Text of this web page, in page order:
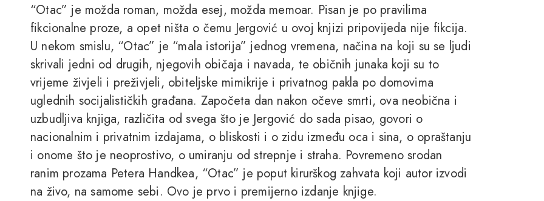
“Otac” je možda roman, možda esej, možda memoar. Pisan je po pravilima
fikcionalne proze, a opet ništa o čemu Jergović u ovoj knjizi pripovijeda nije fikcija.
U nekom smislu, “Otac” je “mala istorija” jednog vremena, načina na koji su se ljudi
skrivali jedni od drugih, njegovih običaja i navada, te običnih junaka koji su to
vrijeme živjeli i preživjeli, obiteljske mimikrije i privatnog pakla po domovima
uglednih socijalističkih građana. Započeta dan nakon očeve smrti, ova neobična i
uzbudljiva knjiga, različita od svega što je Jergović do sada pisao, govori o
nacionalnim i privatnim izdajama, o bliskosti i o zidu između oca i sina, o opraštanju
i onome što je neoprostivo, o umiranju od strepnje i straha. Povremeno srodan
ranim prozama Petera Handkea, “Otac” je poput kirurškog zahvata koji autor izvodi
na živo, na samome sebi. Ovo je prvo i premijerno izdanje knjige.